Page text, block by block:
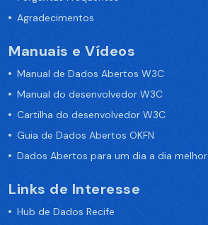
Agradecimentos
Manuais e Vídeos
Manual de Dados Abertos W3C
Manual do desenvolvedor W3C
Cartilha do desenvolvedor W3C
Guia de Dados Abertos OKFN
Dados Abertos para um dia a dia melhor
Links de Interesse
Hub de Dados Recife